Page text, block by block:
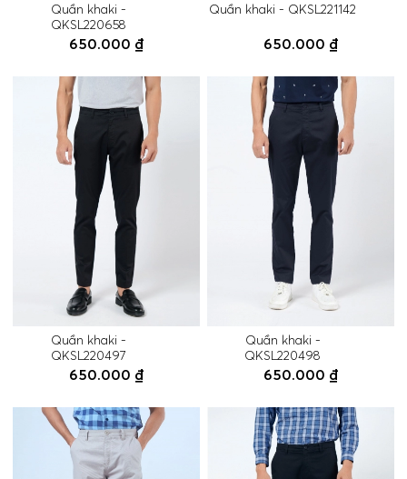
Quần khaki -
QKSL220658
650.000 ₫
Quần khaki - QKSL221142
650.000 ₫
Quần khaki -
QKSL220497
650.000 ₫
Quần khaki -
QKSL220498
650.000 ₫